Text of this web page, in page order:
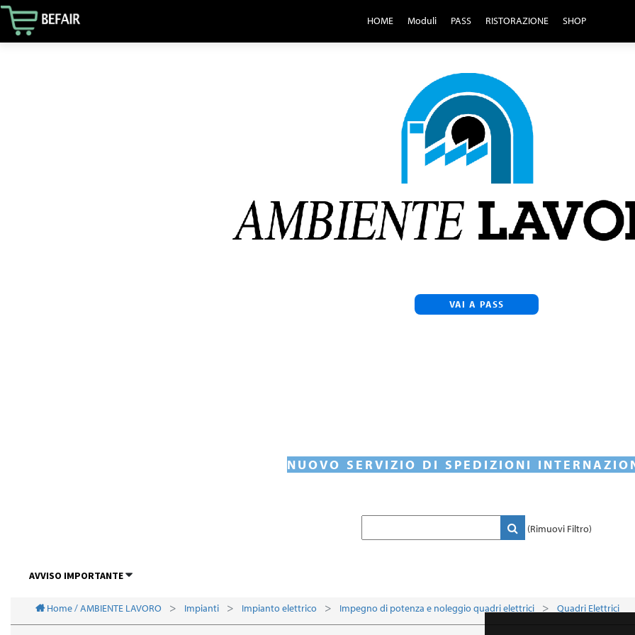
HOME Moduli PASS RISTORAZIONE SHOP
VAI A PASS
NUOVO SERVIZIO DI SPEDIZIONI
(Rimuovi Filtro)
AVVISO IMPORTANTE
Home / AMBIENTE LAVORO Impianti Impianto elettrico Impegno di potenza e noleggio quadri elettrici Quadri Elettrici